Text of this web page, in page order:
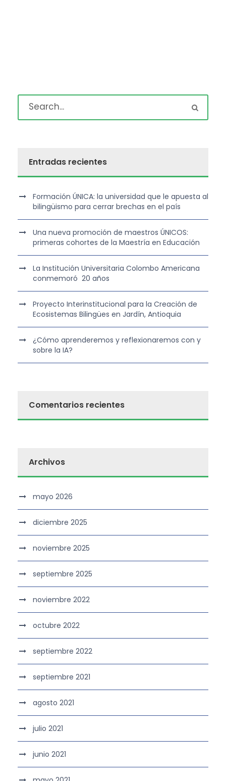
Entradas recientes
Formación ÚNICA: la universidad que le apuesta al
bilingüismo para cerrar brechas en el país
Una nueva promoción de maestros ÚNICOS:
primeras cohortes de la Maestría en Educación
La Institución Universitaria Colombo Americana
conmemoró 20 años
Proyecto Interinstitucional para la Creación de
Ecosistemas Bilingües en Jardín, Antioquia
¿Cómo aprenderemos y reflexionaremos con y
sobre la IA?
Comentarios recientes
Archivos
mayo 2026
diciembre 2025
noviembre 2025
septiembre 2025
noviembre 2022
octubre 2022
septiembre 2022
septiembre 2021
agosto 2021
julio 2021
junio 2021